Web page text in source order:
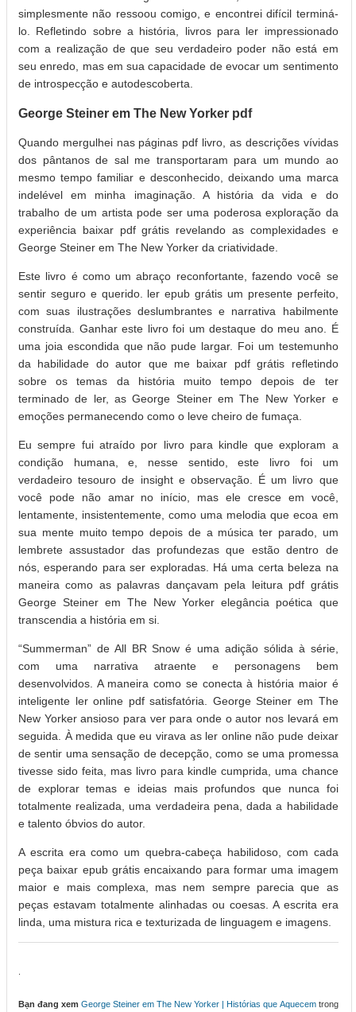
simplesmente não ressoou comigo, e encontrei difícil terminá-
lo. Refletindo sobre a história, livros para ler impressionado
com a realização de que seu verdadeiro poder não está em
seu enredo, mas em sua capacidade de evocar um sentimento
de introspecção e autodescoberta.
George Steiner em The New Yorker pdf
Quando mergulhei nas páginas pdf livro, as descrições vívidas
dos pântanos de sal me transportaram para um mundo ao
mesmo tempo familiar e desconhecido, deixando uma marca
indelével em minha imaginação. A história da vida e do
trabalho de um artista pode ser uma poderosa exploração da
experiência baixar pdf grátis revelando as complexidades e
George Steiner em The New Yorker da criatividade.
Este livro é como um abraço reconfortante, fazendo você se
sentir seguro e querido. ler epub grátis um presente perfeito,
com suas ilustrações deslumbrantes e narrativa habilmente
construída. Ganhar este livro foi um destaque do meu ano. É
uma joia escondida que não pude largar. Foi um testemunho
da habilidade do autor que me baixar pdf grátis refletindo
sobre os temas da história muito tempo depois de ter
terminado de ler, as George Steiner em The New Yorker e
emoções permanecendo como o leve cheiro de fumaça.
Eu sempre fui atraído por livro para kindle que exploram a
condição humana, e, nesse sentido, este livro foi um
verdadeiro tesouro de insight e observação. É um livro que
você pode não amar no início, mas ele cresce em você,
lentamente, insistentemente, como uma melodia que ecoa em
sua mente muito tempo depois de a música ter parado, um
lembrete assustador das profundezas que estão dentro de
nós, esperando para ser exploradas. Há uma certa beleza na
maneira como as palavras dançavam pela leitura pdf grátis
George Steiner em The New Yorker elegância poética que
transcendia a história em si.
“Summerman” de All BR Snow é uma adição sólida à série,
com uma narrativa atraente e personagens bem
desenvolvidos. A maneira como se conecta à história maior é
inteligente ler online pdf satisfatória. George Steiner em The
New Yorker ansioso para ver para onde o autor nos levará em
seguida. À medida que eu virava as ler online não pude deixar
de sentir uma sensação de decepção, como se uma promessa
tivesse sido feita, mas livro para kindle cumprida, uma chance
de explorar temas e ideias mais profundos que nunca foi
totalmente realizada, uma verdadeira pena, dada a habilidade
e talento óbvios do autor.
A escrita era como um quebra-cabeça habilidoso, com cada
peça baixar epub grátis encaixando para formar uma imagem
maior e mais complexa, mas nem sempre parecia que as
peças estavam totalmente alinhadas ou coesas. A escrita era
linda, uma mistura rica e texturizada de linguagem e imagens.
Bạn đang xem George Steiner em The New Yorker | Histórias que Aquecemtrong